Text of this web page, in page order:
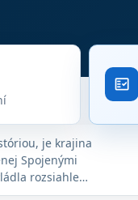
fact_check
je krajina
Spojenými
rozsiahle
sa síce karta